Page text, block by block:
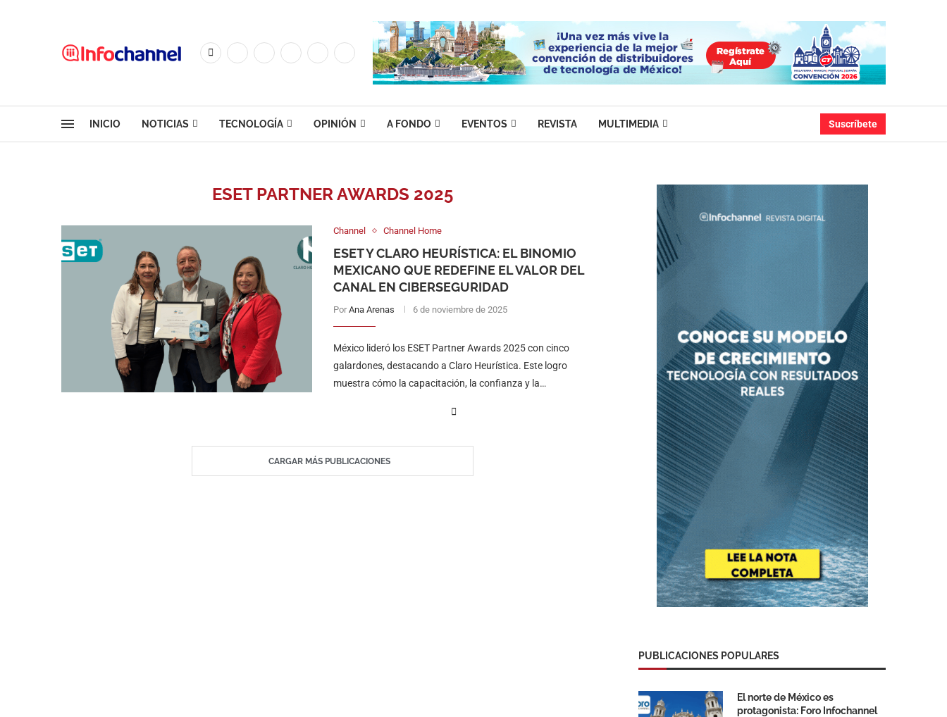
INICIO NOTICIAS TECNOLOGÍA OPINIÓN A FONDO EVENTOS REVISTA MULTIMEDIA Suscríbete
ESET PARTNER AWARDS 2025
Channel Channel Home
ESET Y CLARO HEURÍSTICA: EL BINOMIO
MEXICANO QUE REDEFINE EL VALOR DEL
CANAL EN CIBERSEGURIDAD
Por Ana Arenas 6 de noviembre de 2025
México lideró los ESET Partner Awards 2025 con cinco
galardones, destacando a Claro Heurística. Este logro
muestra cómo la capacitación, la confianza y la
ciberseguridad rumbo a 2026.
CARGAR MÁS PUBLICACIONES
PUBLICACIONES POPULARES
El norte de México es
protagonista: Foro Infochannel